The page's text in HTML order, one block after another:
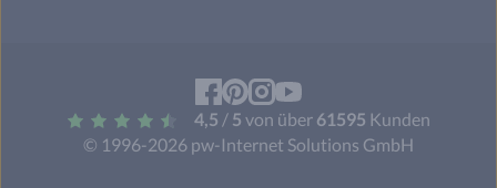
© 1996-2026 pw-Internet Solutions GmbH
4,5 / 5 von über 61595 Kunden
Facebook
Pinterest
Instagram